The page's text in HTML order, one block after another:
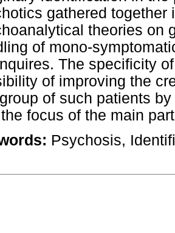
gathered
theories on
of mono-
The specificity
of improving the
of such patients
focus of the main
Psychosis,